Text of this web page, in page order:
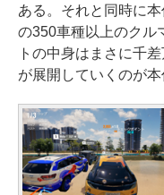
ある。それと同時に
の350車種以上のクル
トの中身はまさに千
が展開していくのが本